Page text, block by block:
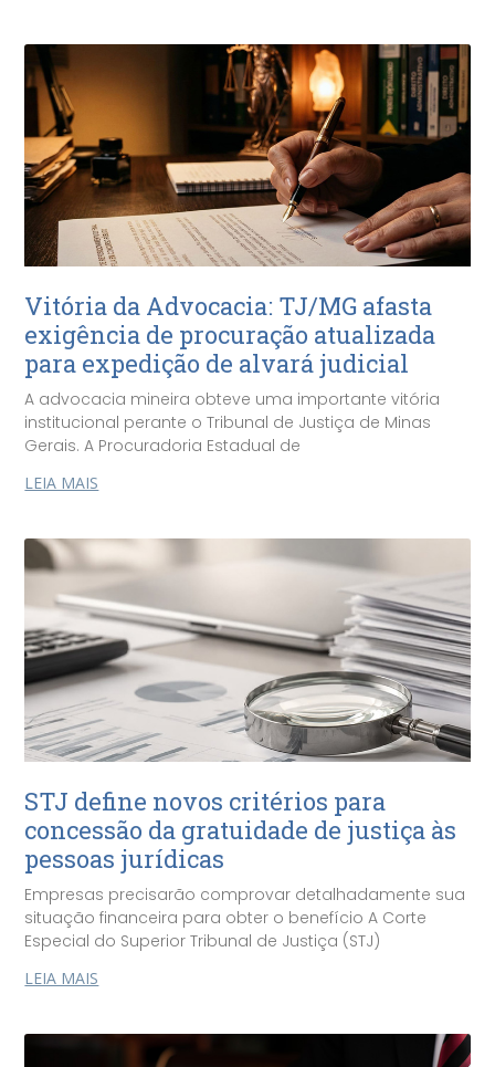
Vitória da Advocacia: TJ/MG afasta
exigência de procuração atualizada
para expedição de alvará judicial
A advocacia mineira obteve uma importante vitória
institucional perante o Tribunal de Justiça de Minas
Gerais. A Procuradoria Estadual de
LEIA MAIS
STJ define novos critérios para
concessão da gratuidade de justiça às
pessoas jurídicas
Empresas precisarão comprovar detalhadamente sua
situação financeira para obter o benefício A Corte
Especial do Superior Tribunal de Justiça (STJ)
LEIA MAIS